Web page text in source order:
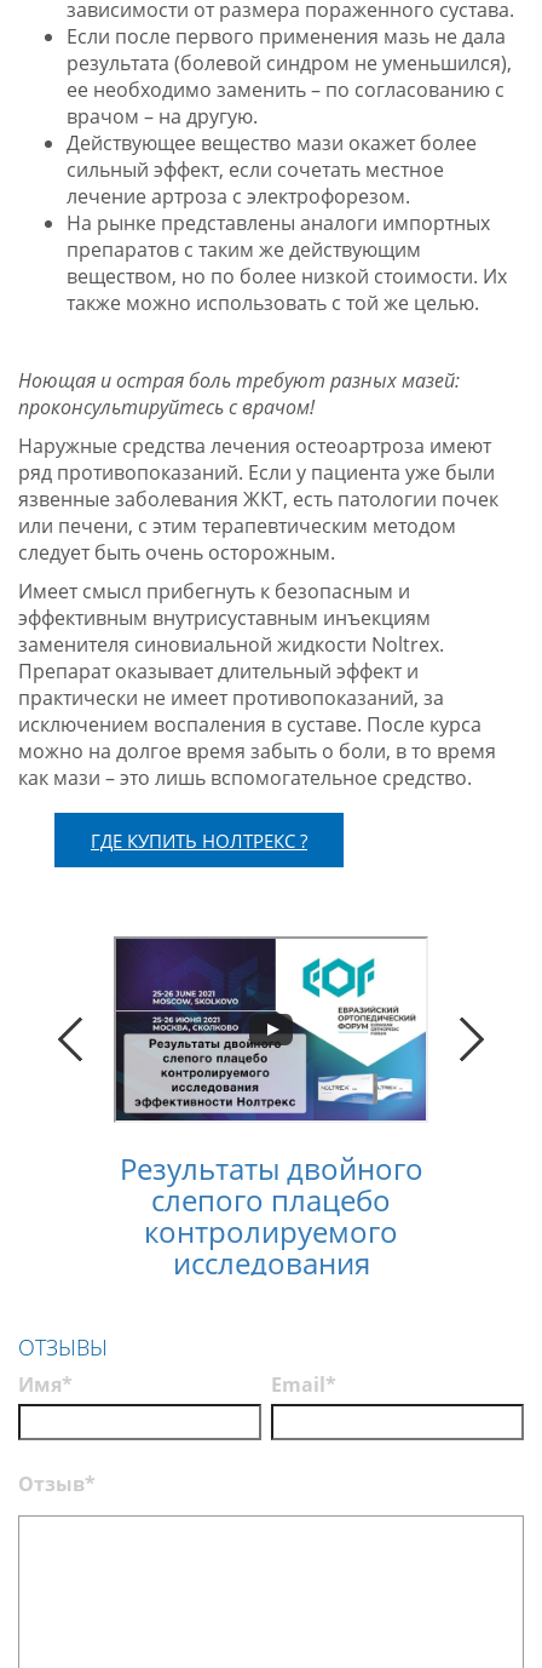
зависимости от размера пораженного сустава.
Если после первого применения мазь не дала
результата (болевой синдром не уменьшился),
ее необходимо заменить – по согласованию с
врачом – на другую.
Действующее вещество мази окажет более
сильный эффект, если сочетать местное
лечение артроза с электрофорезом.
На рынке представлены аналоги импортных
препаратов с таким же действующим
веществом, но по более низкой стоимости. Их
также можно использовать с той же целью.
Ноющая и острая боль требуют разных мазей:
проконсультируйтесь с врачом!
Наружные средства лечения остеоартроза имеют
ряд противопоказаний. Если у пациента уже были
язвенные заболевания ЖКТ, есть патологии почек
или печени, с этим терапевтическим методом
следует быть очень осторожным.
Имеет смысл прибегнуть к безопасным и
эффективным внутрисуставным инъекциям
заменителя синовиальной жидкости Noltrex.
Препарат оказывает длительный эффект и
практически не имеет противопоказаний, за
исключением воспаления в суставе. После курса
можно на долгое время забыть о боли, в то время
как мази – это лишь вспомогательное средство.
ГДЕ КУПИТЬ НОЛТРЕКС ?
Результаты двойного
слепого плацебо
контролируемого
исследования
ОТЗЫВЫ
Имя* Email*
Отзыв*